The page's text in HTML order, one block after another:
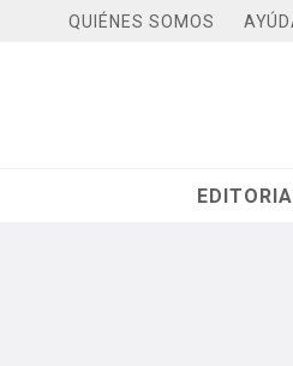
QUIÉNES SOMOS